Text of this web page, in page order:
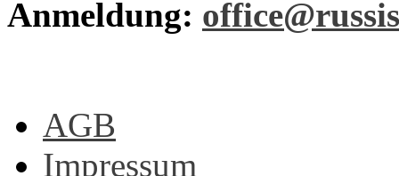
Anmeldung:
AGB
Impressum